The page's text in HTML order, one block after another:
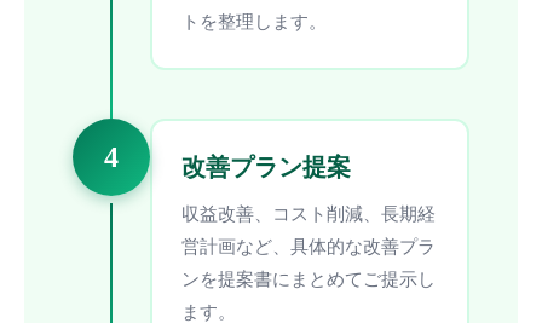
トを整理します。
4 改善プラン提案
収益改善、コスト削減、長期経
営計画など、具体的な改善プラ
ンを提案書にまとめてご提示し
ます。